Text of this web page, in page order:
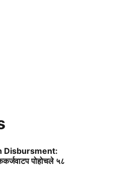
Disbursment:
पोहोचले ५८